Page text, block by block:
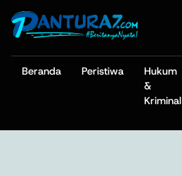
Beranda Peristiwa
Hukum
&
Kriminal